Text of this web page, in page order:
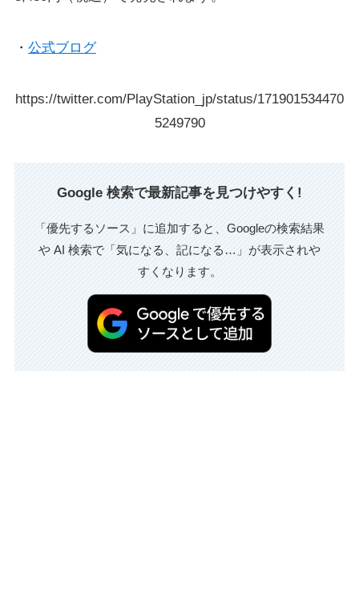
・ 公式ブログ
https://twitter.com/PlayStation_jp/status/171901534470
5249790
Google 検索で最新記事を見つけやすく!
「優先するソース」に追加すると、Googleの検索結果
や AI 検索で「気になる、記になる…」が表示されや
すくなります。